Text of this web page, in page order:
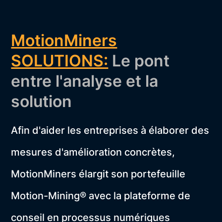
MotionMiners
SOLUTIONS: Le pont
entre l'analyse et la
solution
Afin d'aider les entreprises à élaborer des
mesures d'amélioration concrètes,
MotionMiners élargit son portefeuille
Motion-Mining® avec la plateforme de
conseil en processus numériques